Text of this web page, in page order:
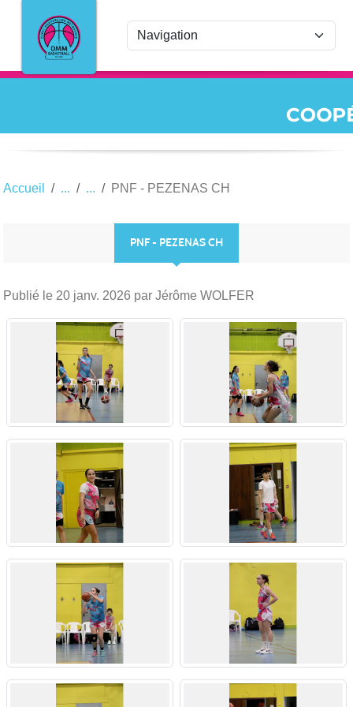
Accueil PNF - PEZENAS CH
PNF - PEZENAS CH
Publié le 20 janv. 2026 par Jérôme WOLFER